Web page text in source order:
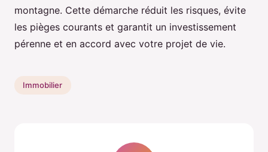
montagne. Cette démarche réduit les risques, évite
les pièges courants et garantit un investissement
pérenne et en accord avec votre projet de vie.
Immobilier